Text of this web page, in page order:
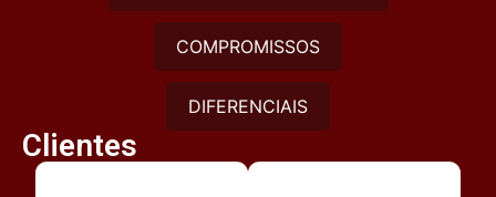
COMPROMISSOS
DIFERENCIAIS
Clientes